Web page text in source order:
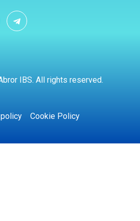
IBS. All rights reserved.
Cookie Policy